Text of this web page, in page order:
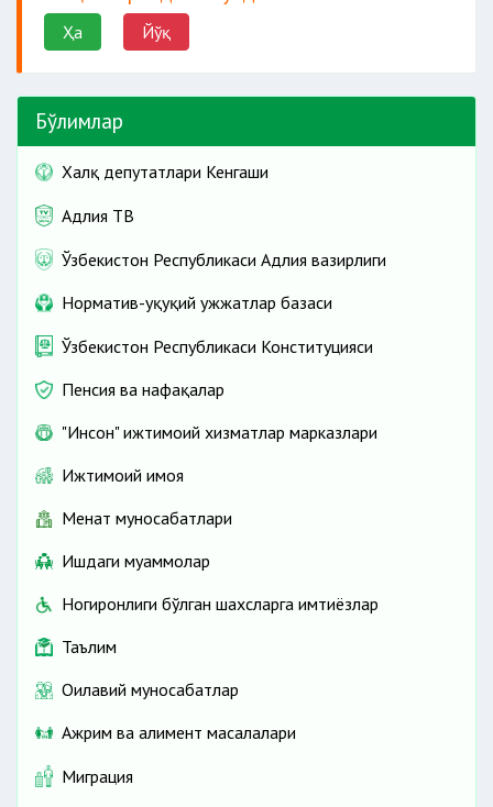
Ҳа Йўқ
Бўлимлар
Халқ депутатлари Кенгаши
Адлия ТВ
Ўзбекистон Республикаси Адлия вазирлиги
Норматив-ҳуқуқий ҳужжатлар базаси
Ўзбекистон Республикаси Конституцияси
Пенсия ва нафақалар
"Инсон" ижтимоий хизматлар марказлари
Ижтимоий ҳимоя
Меҳнат муносабатлари
Ишдаги муаммолар
Ногиронлиги бўлган шахсларга имтиёзлар
Таълим
Оилавий муносабатлар
Ажрим ва алимент масалалари
Миграция